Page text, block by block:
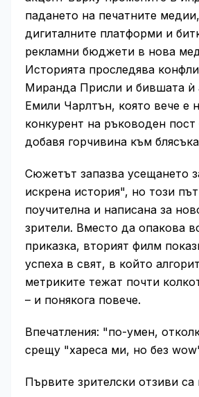
падането на печатните
дигиталните платформи и
рекламни бюджети в нова
Историята проследява
Миранда Присли и бившата ѝ
Емили Чарлтън, която вече е
конкурент на ръководен пост
добавя горчивина към
Сюжетът запазва усещането
искрена история", но този
поучителна и написана за
зрители. Вместо да опакова
приказка, вторият филм
успеха в свят, в който
метриките тежат почти
– и понякога повече.
Впечатления: "по-умен,
срещу "хареса ми, но без
Първите зрителски отзиви са